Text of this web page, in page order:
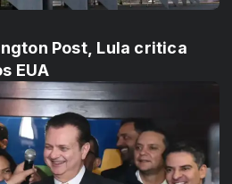
Post, Lula critica
EUA